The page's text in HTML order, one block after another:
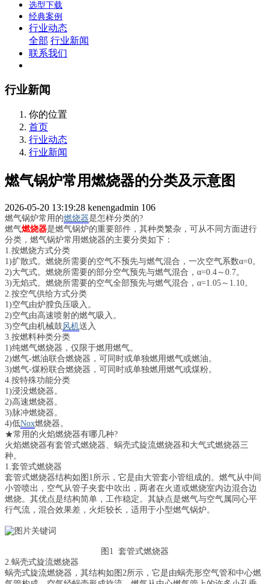
选型下载
经典案例
行业动态
全部 行业新闻
联系我们
行业新闻
你的位置
首页
行业动态
行业新闻
燃气锅炉常用燃烧器的分类及示意图
2026-05-20 13:19:28 kenengadmin 106
燃气锅炉常用的燃烧器是怎样分类的?
燃气燃烧器是燃气锅炉的重要部件，其种类繁杂，可从不同方面进行
分类，燃气锅炉常用燃烧器的主要分类如下：
1.按燃烧方式分类
1)扩散式。燃烧所需要的空气不预先与燃气混合，一次空气系数α=0。
2)大气式。燃烧所需要的部分空气预先与燃气混合，α=0.4～0.7。
3)无焰式。燃烧所需要的空气全部预先与燃气混合，α=1.05～1.10。
2.按空气供给方式分类
1)空气由炉膛负压吸入。
2)空气由高速喷射的燃气吸入。
3)空气由机械鼓风机送入
3.按燃料种类分类
1)纯燃气燃烧器，仅限于燃用燃气。
2)燃气-燃油联合燃烧器，可同时或单独燃用燃气或燃油。
3)燃气-煤粉联合燃烧器，可同时或单独燃用燃气或煤粉。
4.按特殊功能分类
1)浸没燃烧器。
2)高速燃烧器。
3)脉冲燃烧器。
4)低Nox燃烧器。
★常用的火焰燃烧器有哪几种?
火焰燃烧器有套管式燃烧器、蜗壳式旋流燃烧器和大气式燃烧器三
种。
1.套管式燃烧器
套管式燃烧器结构如图1所示，它是由大管套小管组成的。燃气从中间
小管喷出，空气从管子夹套中吹出，两者在火道或燃烧室内边混合边
燃烧。其优点是结构简单，工作稳定。其缺点是燃气与空气属同心平
行气流，混合效果差，火炬较长，适用于小型燃气锅炉。
图1 套管式燃烧器
2.蜗壳式旋流燃烧器
蜗壳式旋流燃烧器，其结构如图2所示，它是由蜗壳形空气管和中心燃